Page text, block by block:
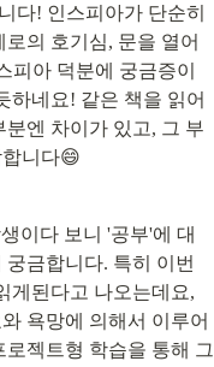
다! 인스피아가 단순히
의 호기심, 문을 열어
피아 덕분에 궁금증이
하네요! 같은 책을 읽어
엔 차이가 있고, 그 부
니다😄
이다 보니 '공부'에 대
금합니다. 특히 이번
게된다고 나오는데요,
욕망에 의해서 이루어
젝트형 학습을 통해 그